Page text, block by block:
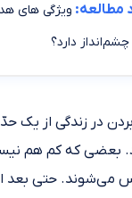
مطالعه: ویژگی های
چشم‌انداز دارد؟
در زندگی از یک
بعضی که کم هم
می‌شوند. حتی بعد